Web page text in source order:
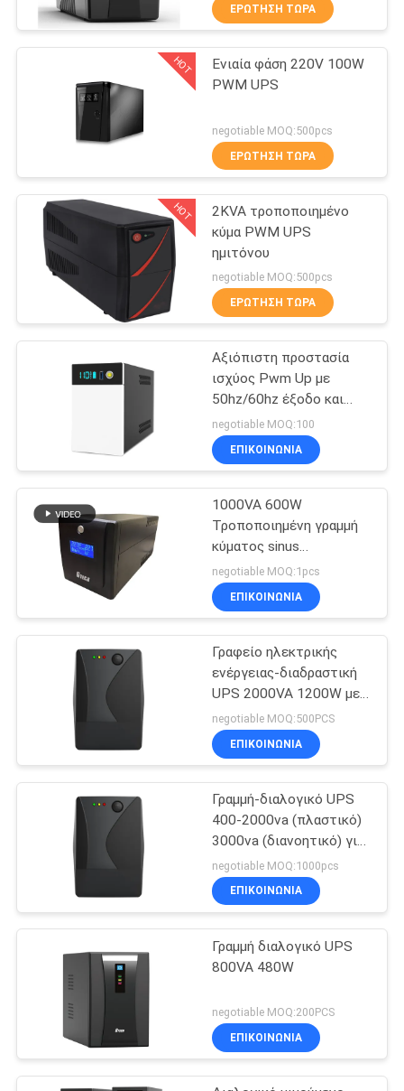
ΈΛΕΓΧΟΣ
ΠΟΙΌΤΗΤΑΣ
ΕΠΙΚΟΙΝΩΝΉΣΤΕ
ΕΙΔΉΣΕΙΣ
ΖΗΤΉΣΤΕ
ΜΙΑ
ΠΡΟΣΦΟΡΆ
ΠΟΛΙΤΙΚΉ
ΜΥΣΤΙΚΌΤΗΤΑΣ
PWM UPS
Υψηλής
Συχνότητας Online
UPS
Μορφωματικό σε
απευθείας σύνδεση
UPS
22
Χαμηλή συχνότητα
Online UPS
36
Εγχώρια αποθήκη
αναστροφέων
δύναμης
ΕΡΏΤΗΣΗ ΤΏΡΑ
HOT
Ενιαία φάση 220V 100W
PWM UPS
negotiable MOQ:500pcs
ΕΡΏΤΗΣΗ ΤΏΡΑ
HOT
2KVA τροποποιημένο
κύμα PWM UPS
ημιτόνου
negotiable MOQ:500pcs
ΕΡΏΤΗΣΗ ΤΏΡΑ
Αξιόπιστη προστασία
ισχύος Pwm Up με
50hz/60hz έξοδο και
είσοδο
negotiable MOQ:100
ΕΠΙΚΟΙΝΩΝΙΑ
1000VA 600W
Τροποποιημένη γραμμή
κύματος sinus
Διαδραστική UPS, UPS
για υπολογιστές
negotiable MOQ:1pcs
ΕΠΙΚΟΙΝΩΝΙΑ
Γραφείο ηλεκτρικής
ενέργειας-διαδραστική
UPS 2000VA 1200W με
προστασία από
υπερθερμοκρασία και
220V τάση εισόδου
negotiable MOQ:500PCS
ΕΠΙΚΟΙΝΩΝΙΑ
Γραμμή-διαλογικό UPS
400-2000va (πλαστικό)
3000va (διανοητικό) για
το στήριγμα δύναμης
γραφείων
negotiable MOQ:1000pcs
ΕΠΙΚΟΙΝΩΝΙΑ
Γραμμή διαλογικό UPS
800VA 480W
negotiable MOQ:200PCS
ΕΠΙΚΟΙΝΩΝΙΑ